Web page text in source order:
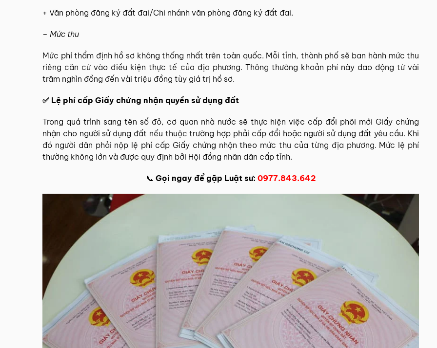
+ Văn phòng đăng ký đất đai/Chi nhánh văn phòng đăng ký đất đai.
– Mức thu
Mức phí thẩm định hồ sơ không thống nhất trên toàn quốc. Mỗi tỉnh, thành phố sẽ ban hành mức thu
riêng căn cứ vào điều kiện thực tế của địa phương. Thông thường khoản phí này dao động từ vài
trăm nghìn đồng đến vài triệu đồng tùy giá trị hồ sơ.
✅ Lệ phí cấp Giấy chứng nhận quyền sử dụng đất
Trong quá trình sang tên sổ đỏ, cơ quan nhà nước sẽ thực hiện việc cấp đổi phôi mới Giấy chứng
nhận cho người sử dụng đất nếu thuộc trường hợp phải cấp đổi hoặc người sử dụng đất yêu cầu. Khi
đó người dân phải nộp lệ phí cấp Giấy chứng nhận theo mức thu của từng địa phương. Mức lệ phí
thường không lớn và được quy định bởi Hội đồng nhân dân cấp tỉnh.
📞 Gọi ngay để gặp Luật sư: 0977.843.642